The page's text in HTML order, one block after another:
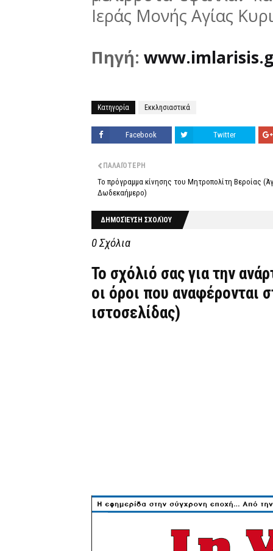
Ιεράς Μονής Αγίας
Πηγή:
Κατηγορία Εκκλησιαστικά
Facebook Twitter
ΠΑΛΑΙΌΤΕΡΗ
Το πρόγραμμα κίνησης του Μητροπολίτη Βεροίας
Δωδεκαήμερο)
ΔΗΜΟΣΊΕΥΣΗ ΣΧΟΛΊΟΥ
0 Σχόλια
Το σχόλιό σας για την
οι όροι που αναφέρονται
ιστοσελίδας)